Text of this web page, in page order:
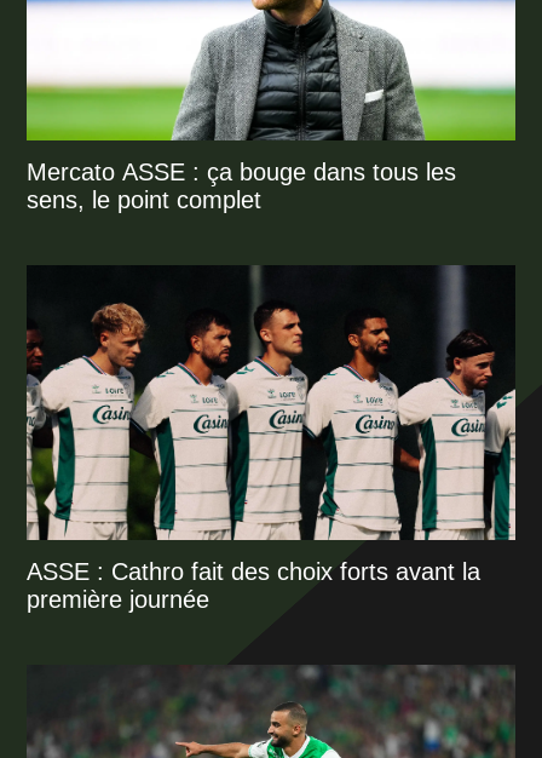
Mercato ASSE : ça bouge dans tous les
sens, le point complet
ASSE : Cathro fait des choix forts avant la
première journée